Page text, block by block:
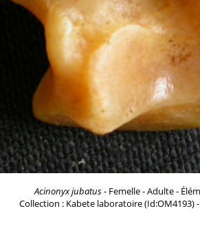
Acinonyx jubatus- Femelle - Adulte -
Collection : Kabete laboratoire (Id:OM4193) -